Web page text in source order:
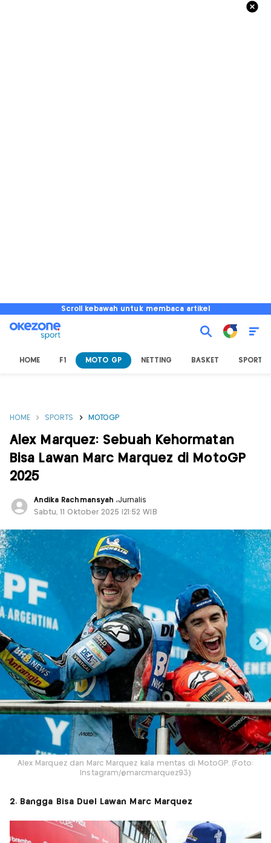
Scroll kebawah untuk membaca artikel
HOME F1 MOTO GP NETTING BASKET SPORT
HOME SPORTS MOTOGP
Alex Marquez: Sebuah Kehormatan
Bisa Lawan Marc Marquez di MotoGP
2025
Andika Rachmansyah ,Jurnalis
Sabtu, 11 Oktober 2025 |21:52 WIB
Alex Marquez dan Marc Marquez kala mentas di MotoGP. (Foto:
Instagram/@marcmarquez93)
2. Bangga Bisa Duel Lawan Marc Marquez